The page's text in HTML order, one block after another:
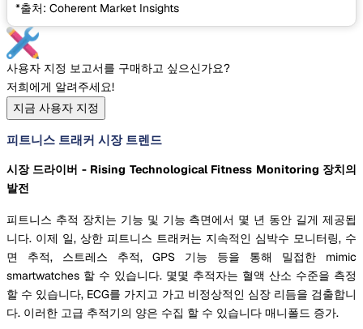
*출처: Coherent Market Insights
사용자 지정 보고서를 구매하고 싶으신가요?
저희에게 알려주세요!
지금 사용자 지정
피트니스 트래커 시장 트렌드
시장 드라이버 - Rising Technological Fitness Monitoring 장치의
발전
피트니스 추적 장치는 기능 및 기능 측면에서 몇 년 동안 길게 제공됩
니다. 이제 일, 상한 피트니스 트래커는 지속적인 심박수 모니터링, 수
면 추적, 스트레스 추적, GPS 기능 등을 통해 밀접한 mimic
smartwatches 할 수 있습니다. 몇몇 추적자는 혈액 산소 수준을 측정
할 수 있습니다, ECG를 가지고 가고 비정상적인 심장 리듬을 검출합니
다. 이러한 고급 추적기의 양은 수집 할 수 있습니다 매니폴드 증가.